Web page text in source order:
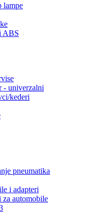
lampe
ABS
- univerzalni
kederi
pneumatika
i adapteri
automobile